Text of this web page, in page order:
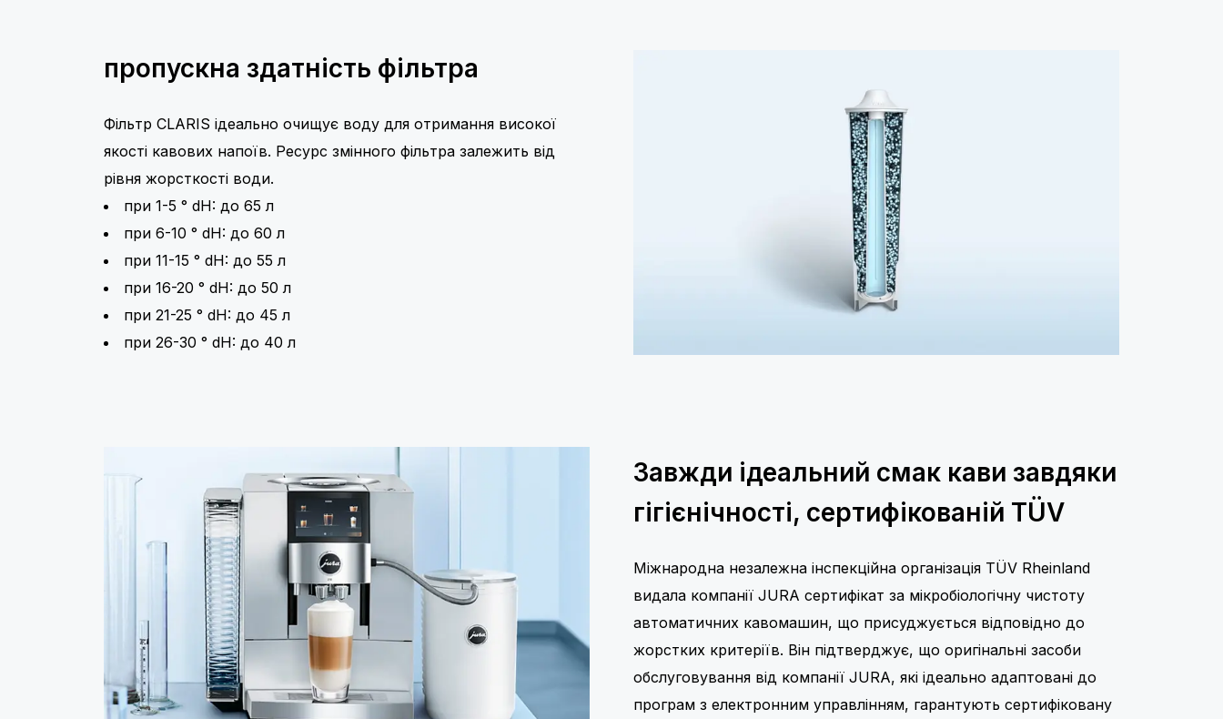
пропускна здатність фільтра
Фільтр CLARIS ідеально очищує воду для отримання високої
якості кавових напоїв. Ресурс змінного фільтра залежить від
рівня жорсткості води.
при 1-5 ° dH: до 65 л
при 6-10 ° dH: до 60 л
при 11-15 ° dH: до 55 л
при 16-20 ° dH: до 50 л
при 21-25 ° dH: до 45 л
при 26-30 ° dH: до 40 л
Завжди ідеальний смак кави завдяки
гігієнічності, сертифікованій TÜV
Міжнародна незалежна інспекційна організація TÜV Rheinland
видала компанії JURA сертифікат за мікробіологічну чистоту
автоматичних кавомашин, що присуджується відповідно до
жорстких критеріїв. Він підтверджує, що оригінальні засоби
обслуговування від компанії JURA, які ідеально адаптовані до
програм з електронним управлінням, гарантують сертифіковану